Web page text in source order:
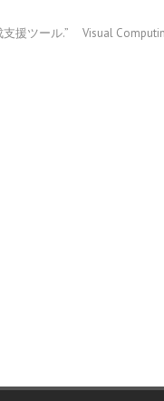
ツール.” Visual